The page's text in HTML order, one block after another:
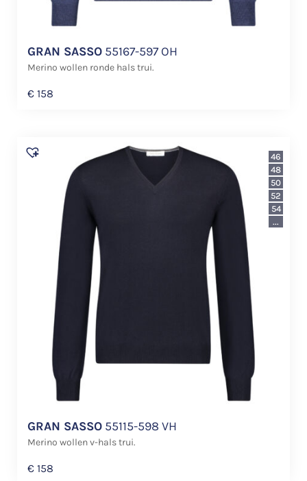
GRAN SASSO 55167-597 OH
Merino wollen ronde hals trui.
€ 158
GRAN SASSO 55115-598 VH
Merino wollen v-hals trui.
€ 158
46
48
50
52
54
...